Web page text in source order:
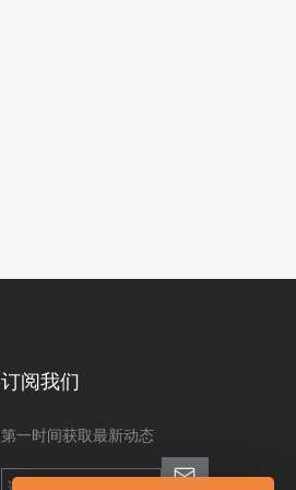
订阅我们
第一时间获取最新动态